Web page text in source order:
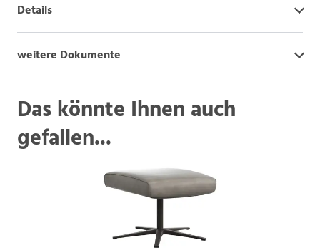
Details
weitere Dokumente
Das könnte Ihnen auch
gefallen...